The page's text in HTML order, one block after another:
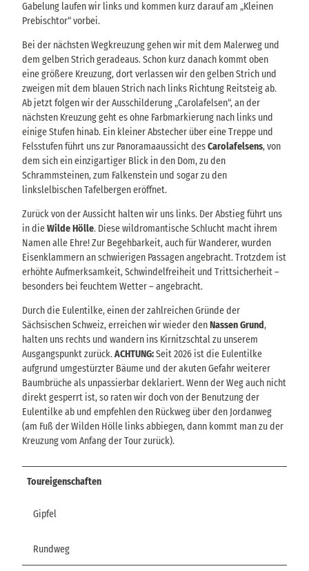
Gabelung laufen wir links und kommen kurz darauf am „Kleinen
Prebischtor“ vorbei.
Bei der nächsten Wegkreuzung gehen wir mit dem Malerweg und
dem gelben Strich geradeaus. Schon kurz danach kommt oben
eine größere Kreuzung, dort verlassen wir den gelben Strich und
zweigen mit dem blauen Strich nach links Richtung Reitsteig ab.
Ab jetzt folgen wir der Ausschilderung „Carolafelsen“, an der
nächsten Kreuzung geht es ohne Farbmarkierung nach links und
einige Stufen hinab. Ein kleiner Abstecher über eine Treppe und
Felsstufen führt uns zur Panoramaaussicht desCarolafelsens, von
dem sich ein einzigartiger Blick in den Dom, zu den
Schrammsteinen, zum Falkenstein und sogar zu den
linkslelbischen Tafelbergen eröffnet.
Zurück von der Aussicht halten wir uns links. Der Abstieg führt uns
in dieWilde Hölle. Diese wildromantische Schlucht macht ihrem
Namen alle Ehre! Zur Begehbarkeit, auch für Wanderer, wurden
Eisenklammern an schwierigen Passagen angebracht. Trotzdem ist
erhöhte Aufmerksamkeit, Schwindelfreiheit und Trittsicherheit –
besonders bei feuchtem Wetter – angebracht.
Durch die Eulentilke, einen der zahlreichen Gründe der
Sächsischen Schweiz, erreichen wir wieder denNassen Grund,
halten uns rechts und wandern ins Kirnitzschtal zu unserem
Ausgangspunkt zurück.ACHTUNG:Seit 2026 ist die Eulentilke
aufgrund umgestürzter Bäume und der akuten Gefahr weiterer
Baumbrüche als unpassierbar deklariert. Wenn der Weg auch nicht
direkt gesperrt ist, so raten wir doch von der Benutzung der
Eulentilke ab und empfehlen den Rückweg über den Jordanweg
(am Fuß der Wilden Hölle links abbiegen, dann kommt man zu der
Kreuzung vom Anfang der Tour zurück).
Toureigenschaften
Gipfel
Rundweg